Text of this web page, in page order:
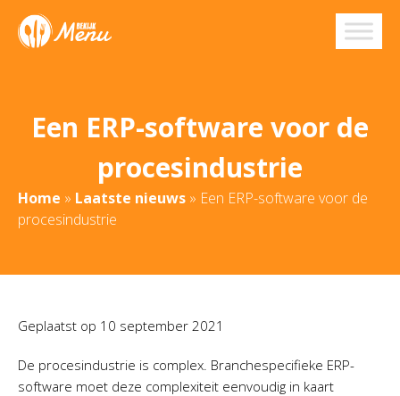
Een ERP-software voor de
procesindustrie
Home » Laatste nieuws » Een ERP-software voor de
procesindustrie
Geplaatst op 10 september 2021
De procesindustrie is complex. Branchespecifieke ERP-
software moet deze complexiteit eenvoudig in kaart